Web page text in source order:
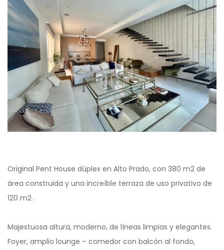
Original Pent House dúplex en Alto Prado, con 380 m2 de
área construida y una increíble terraza de uso privativo de
120 m2 .
Majestuosa altura, moderno, de líneas limpias y elegantes.
Foyer, amplio lounge – comedor con balcón al fondo,